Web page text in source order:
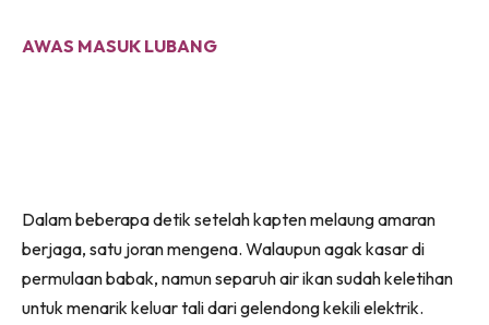
AWAS MASUK LUBANG
Dalam beberapa detik setelah kapten melaung amaran
berjaga, satu joran mengena. Walaupun agak kasar di
permulaan babak, namun separuh air ikan sudah keletihan
untuk menarik keluar tali dari gelendong kekili elektrik.